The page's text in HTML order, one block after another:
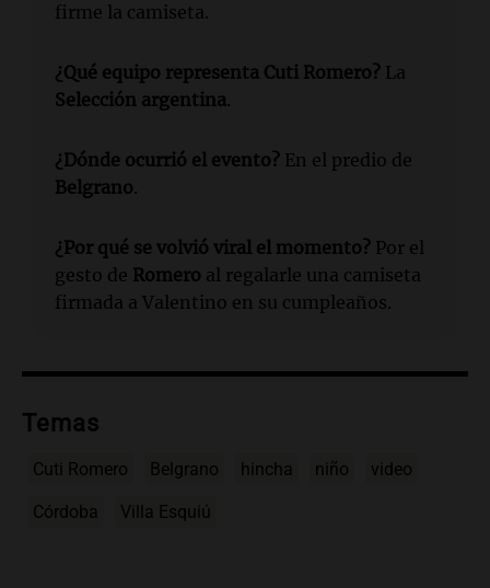
firme la camiseta.
¿Qué equipo representa Cuti Romero? La
Selección argentina.
¿Dónde ocurrió el evento? En el predio de
Belgrano.
¿Por qué se volvió viral el momento? Por el
gesto de Romero al regalarle una camiseta
firmada a Valentino en su cumpleaños.
Temas
Cuti Romero Belgrano hincha niño video
Córdoba Villa Esquiú